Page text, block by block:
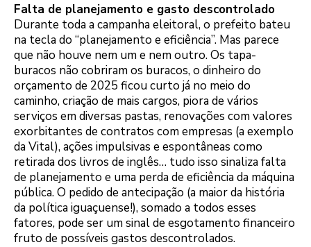
Falta de planejamento e gasto descontrolado
Durante toda a campanha eleitoral, o prefeito bateu
na tecla do “planejamento e eficiência”. Mas parece
que não houve nem um e nem outro. Os tapa-
buracos não cobriram os buracos, o dinheiro do
orçamento de 2025 ficou curto já no meio do
caminho, criação de mais cargos, piora de vários
serviços em diversas pastas, renovações com valores
exorbitantes de contratos com empresas (a exemplo
da Vital), ações impulsivas e espontâneas como
retirada dos livros de inglês… tudo isso sinaliza falta
de planejamento e uma perda de eficiência da máquina
pública. O pedido de antecipação (a maior da história
da política iguaçuense!), somado a todos esses
fatores, pode ser um sinal de esgotamento financeiro
fruto de possíveis gastos descontrolados.